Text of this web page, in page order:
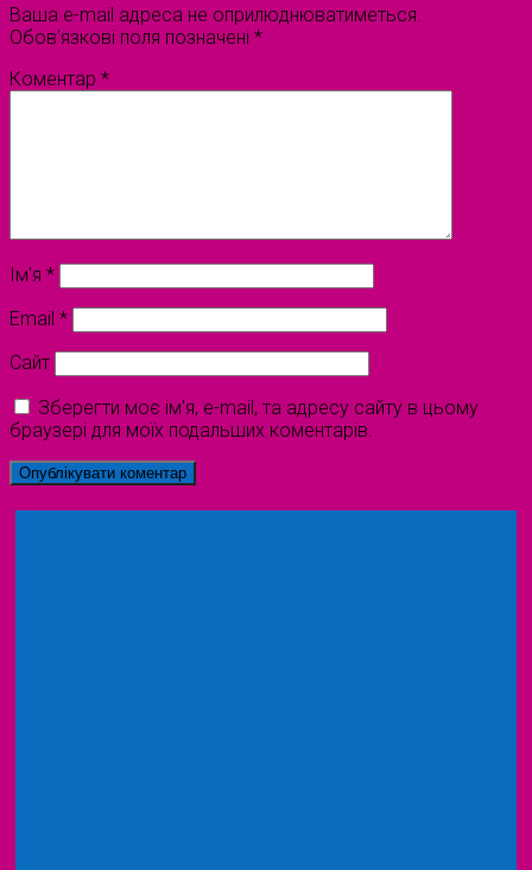
Ваша e-mail адреса не оприлюднюватиметься.
Обов’язкові поля позначені *
Коментар *
Ім'я *
Email *
Сайт
Зберегти моє ім'я, e-mail, та адресу сайту в цьому
браузері для моїх подальших коментарів.